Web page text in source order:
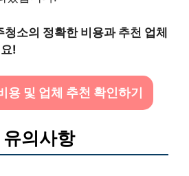
청소의 정확한 비용과 추천 업체
!
용 및 업체 추천 확인하기
의사항